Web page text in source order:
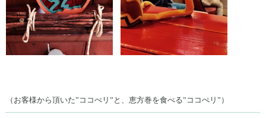
（お客様から頂いた”ココぺリ”と、恵方巻を食べる”ココぺリ”）